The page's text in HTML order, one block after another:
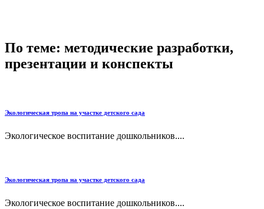
По теме: методические разработки,
презентации и конспекты
Экологическая тропа на участке детского сада
Экологическое воспитание дошкольников....
Экологическая тропа на участке детского сада
Экологическое воспитание дошкольников....